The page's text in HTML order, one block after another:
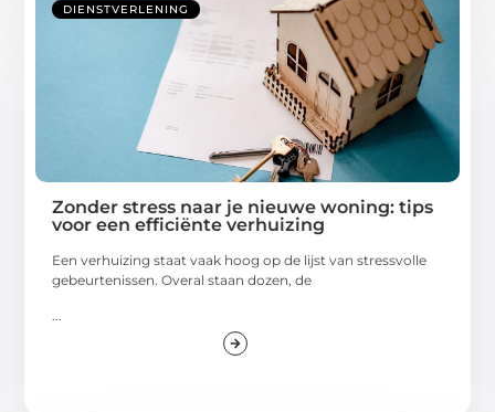
DIENSTVERLENING
Zonder stress naar je nieuwe woning: tips
voor een efficiënte verhuizing
Een verhuizing staat vaak hoog op de lijst van stressvolle
gebeurtenissen. Overal staan dozen, de